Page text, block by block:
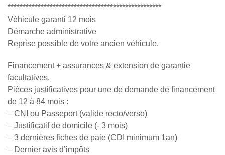
***************************************************
Véhicule garanti 12 mois
Démarche administrative
Reprise possible de votre ancien véhicule.
Financement + assurances & extension de garantie
facultatives.
Pièces justificatives pour une de demande de financement
de 12 à 84 mois :
– CNI ou Passeport (valide recto/verso)
– Justificatif de domicile (- 3 mois)
– 3 dernières fiches de paie (CDI minimum 1an)
– Dernier avis d’impôts